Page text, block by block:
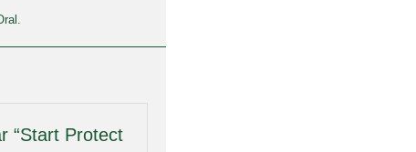
“Start Protect